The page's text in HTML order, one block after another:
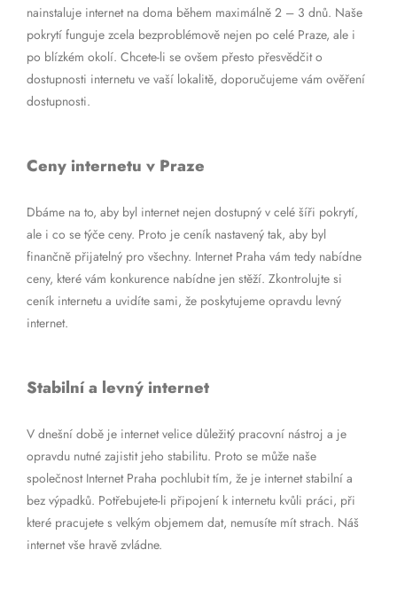
nainstaluje internet na doma během maximálně 2 – 3 dnů. Naše
pokrytí funguje zcela bezproblémově nejen po celé Praze, ale i
po blízkém okolí. Chcete-li se ovšem přesto přesvědčit o
dostupnosti internetu ve vaší lokalitě, doporučujeme vám ověření
dostupnosti.
Ceny internetu v Praze
Dbáme na to, aby byl internet nejen dostupný v celé šíři pokrytí,
ale i co se týče ceny. Proto je ceník nastavený tak, aby byl
finančně přijatelný pro všechny. Internet Praha vám tedy nabídne
ceny, které vám konkurence nabídne jen stěží. Zkontrolujte si
ceník internetu a uvidíte sami, že poskytujeme opravdu levný
internet.
Stabilní a levný internet
V dnešní době je internet velice důležitý pracovní nástroj a je
opravdu nutné zajistit jeho stabilitu. Proto se může naše
společnost Internet Praha pochlubit tím, že je internet stabilní a
bez výpadků. Potřebujete-li připojení k internetu kvůli práci, při
které pracujete s velkým objemem dat, nemusíte mít strach. Náš
internet vše hravě zvládne.